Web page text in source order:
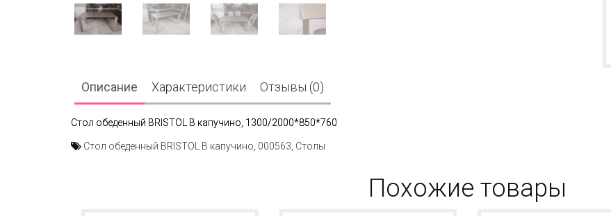
Описание Характеристики Отзывы (0)
Стол обеденный BRISTOL B капучино, 1300/2000*850*760
Стол обеденный BRISTOL B капучино 000563 Столы
Похожие товары